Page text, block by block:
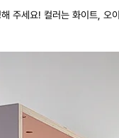
주세요! 컬러는 화이트, 오